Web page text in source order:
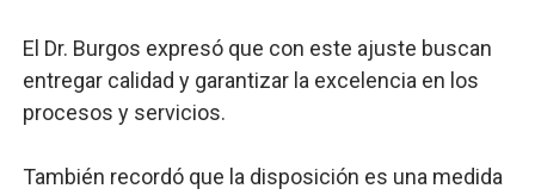
El Dr. Burgos expresó que con este ajuste buscan
entregar calidad y garantizar la excelencia en los
procesos y servicios.
También recordó que la disposición es una medida